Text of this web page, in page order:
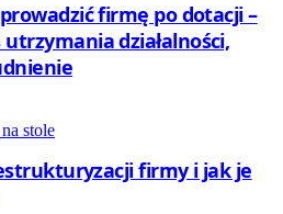
firmę po dotacji –
działalności,
firmy i jak je